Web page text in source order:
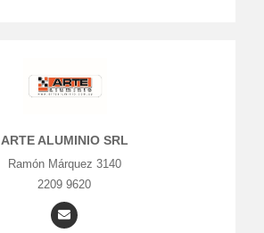
ARTE ALUMINIO SRL
Ramón Márquez 3140
2209 9620